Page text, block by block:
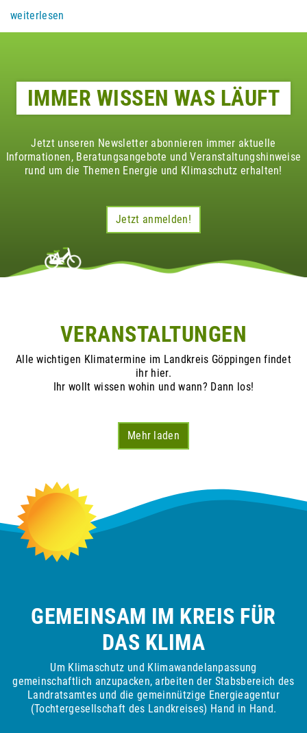
weiterlesen
IMMER WISSEN WAS LÄUFT
Jetzt unseren Newsletter abonnieren immer aktuelle
Informationen, Beratungsangebote und Veranstaltungshinweise
rund um die Themen Energie und Klimaschutz erhalten!
Jetzt anmelden!
VERANSTALTUNGEN
Alle wichtigen Klimatermine im Landkreis Göppingen findet
ihr hier.
Ihr wollt wissen wohin und wann? Dann los!
Mehr laden
GEMEINSAM IM KREIS FÜR
DAS KLIMA
Um Klimaschutz und Klimawandelanpassung
gemeinschaftlich anzupacken, arbeiten der Stabsbereich des
Landratsamtes und die gemeinnützige Energieagentur
(Tochtergesellschaft des Landkreises) Hand in Hand.